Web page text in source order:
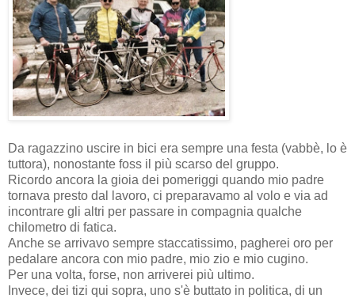
Da ragazzino uscire in bici era sempre una festa (vabbè, lo è
tuttora), nonostante foss il più scarso del gruppo.
Ricordo ancora la gioia dei pomeriggi quando mio padre
tornava presto dal lavoro, ci preparavamo al volo e via ad
incontrare gli altri per passare in compagnia qualche
chilometro di fatica.
Anche se arrivavo sempre staccatissimo, pagherei oro per
pedalare ancora con mio padre, mio zio e mio cugino.
Per una volta, forse, non arriverei più ultimo.
Invece, dei tizi qui sopra, uno s'è buttato in politica, di un